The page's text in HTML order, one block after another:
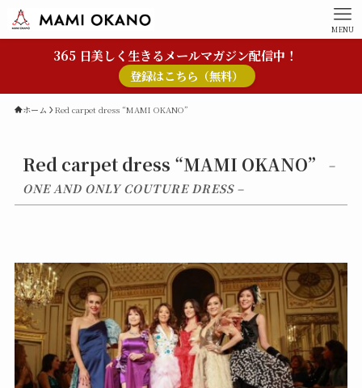
MENU
365 日美しく生きるメールマガジン配信中！
登録はこちら（無料）
ホーム Red carpet dress “MAMI OKANO”
Red carpet dress “MAMI OKANO”
–
ONE AND ONLY COUTURE DRESS –